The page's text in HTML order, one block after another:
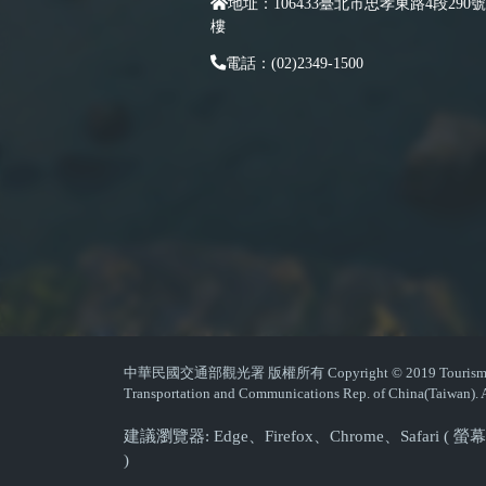
樓
電話：(02)2349-1500
中華民國交通部觀光署 版權所有 Copyright © 2019
Transportation and Communications Rep. of China(Taiwan).
建議瀏覽器: Edge、Firefox、Chrome、Safari ( 螢
)